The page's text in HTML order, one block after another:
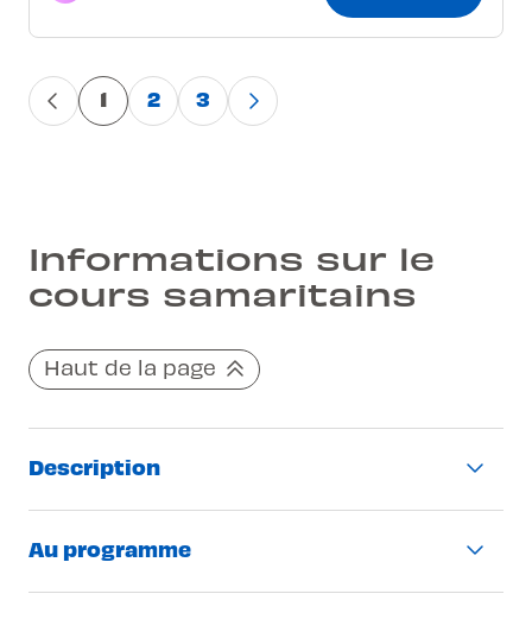
1 2 3
Informations sur le
cours samaritains
Haut de la page
Description
Cours obligatoire pour aller à l’examen
Au programme